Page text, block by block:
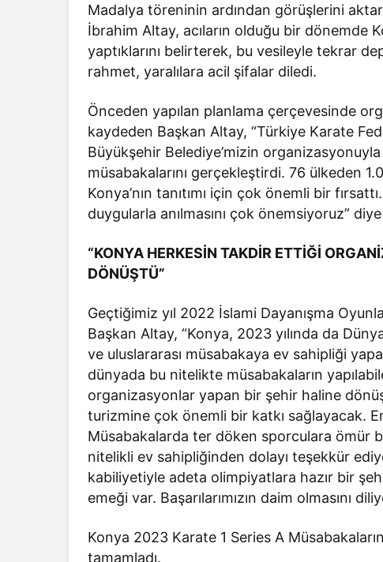
Madalya töreninin ardından görüşlerini
İbrahim Altay, acıların olduğu bir dönemde
yaptıklarını belirterek, bu vesileyle tekrar
rahmet, yaralılara acil şifalar diledi.
Önceden yapılan planlama çerçevesinde
kaydeden Başkan Altay, “Türkiye Karate
Büyükşehir Belediye’mizin
müsabakalarını gerçekleştirdi. 76 ülkeden
Konya’nın tanıtımı için çok önemli bir
duygularla anılmasını çok önemsiyoruz”
“KONYA HERKESİN TAKDİR ETTİĞİ
DÖNÜŞTÜ”
Geçtiğimiz yıl 2022 İslami Dayanışma
Başkan Altay, “Konya, 2023 yılında da
ve uluslararası müsabakaya ev sahipliği
dünyada bu nitelikte müsabakaların
organizasyonlar yapan bir şehir haline
turizmine çok önemli bir katkı sağlayacak.
Müsabakalarda ter döken sporculara ömür
nitelikli ev sahipliğinden dolayı teşekkür
kabiliyetiyle adeta olimpiyatlara hazır bir
emeği var. Başarılarımızın daim olmasını
Konya 2023 Karate 1 Series A
tamamladı.